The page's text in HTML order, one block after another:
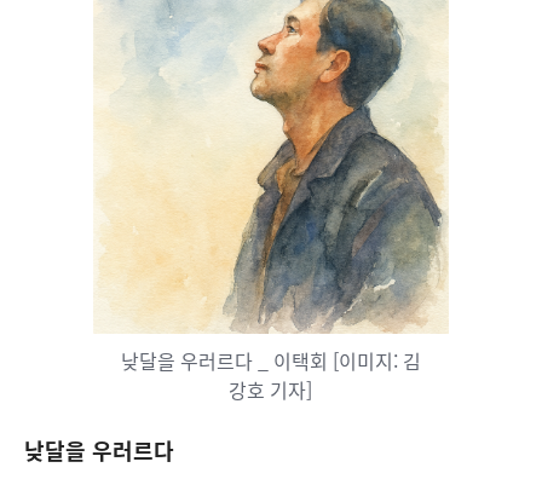
낮달을 우러르다 _ 이택회 [이미지: 김
강호 기자]
낮달을 우러르다